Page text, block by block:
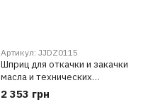
Артикул: JJDZ0115
Шприц для откачки и закачки
масла и технических
жидкостей 1,5л TOPTUL
JJDZ0115
2 353 грн